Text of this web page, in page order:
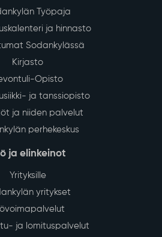
Työpaja
ja hinnasto
Sodankylässä
Kirjasto
Opisto
ja tanssiopisto
ja niiden palvelut
perhekeskus
ja elinkeinot
Yrityksille
yritykset
ja lomituspalvelut